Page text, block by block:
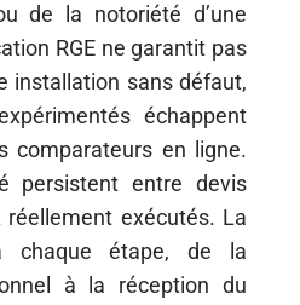
de la notoriété d’une
RGE ne garantit pas
installation sans défaut,
échappent
comparateurs en ligne.
persistent entre devis
exécutés. La
chaque étape, de la
à la réception du